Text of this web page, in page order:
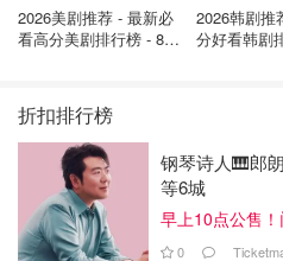
2026美剧推荐 - 最新必
看高分美剧排行榜 - 8月
2026韩剧推
分好看韩剧
折扣排行榜
钢琴诗人🎹郎
等6城
早上10点公售
0